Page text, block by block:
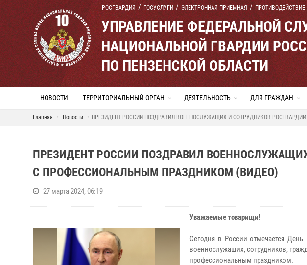
РОСГВАРДИЯ ГОСУСЛУГИ ЭЛЕКТРОННАЯ ПРИЕМНАЯ
УПРАВЛЕНИЕ ФЕДЕРАЛЬНОЙ
НАЦИОНАЛЬНОЙ ГВАРДИИ
ПО ПЕНЗЕНСКОЙ ОБЛАСТИ
НОВОСТИ ТЕРРИТОРИАЛЬНЫЙ ОРГАН ДЕЯТЕЛЬНОСТЬ ДЛЯ ГРАЖДАН
Главная Новости ПРЕЗИДЕНТ РОССИИ ПОЗДРАВИЛ ВОЕННОСЛУЖАЩИХ И СОТРУДНИКОВ
ПРЕЗИДЕНТ РОССИИ ПОЗДРАВИЛ
С ПРОФЕССИОНАЛЬНЫМ ПРАЗДНИКОМ (ВИДЕО)
27 марта 2024, 06:19
Уважаемые товарищи!
Сегодня в России отмечается
военнослужащих, сотрудников,
профессиональным праздником.